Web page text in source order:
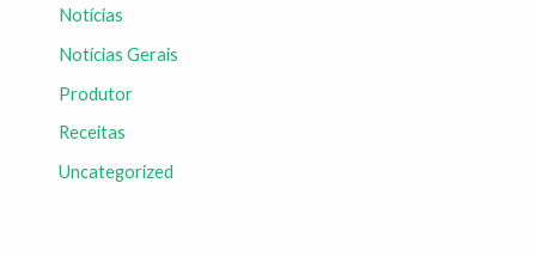
Notícias
Notícias Gerais
Produtor
Receitas
Uncategorized